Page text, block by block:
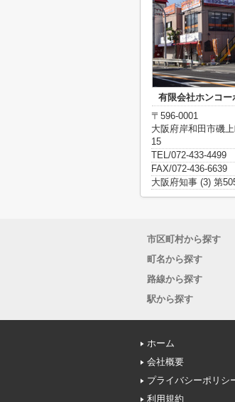
有限会社ホンコー
〒596-0001
大阪府岸和田市磯
15
TEL/072-433-4499
FAX/072-436-6639
大阪府知事 (3) 第
市区町村から探す
町名から探す
路線から探す
駅から探す
ホーム
会社概要
プライバシーポリシ
利用規約